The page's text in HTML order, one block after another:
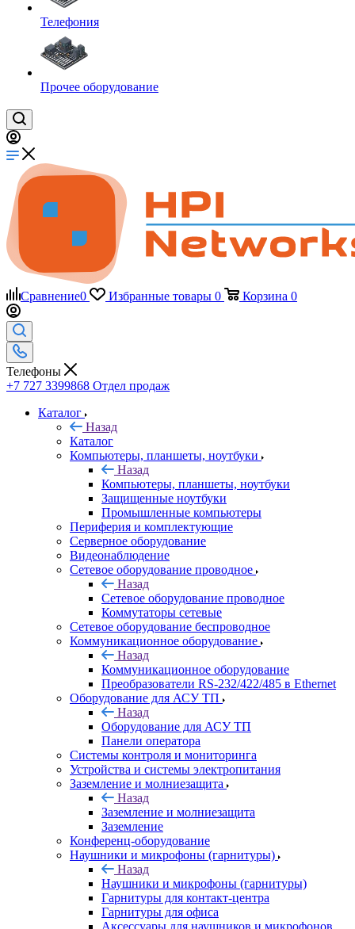
Телефония
Прочее оборудование
Сравнение0 Избранные товары 0 Корзина 0
Телефоны
+7 727 3399868 Отдел продаж
Каталог
Назад
Каталог
Компьютеры, планшеты, ноутбуки
Назад
Компьютеры, планшеты, ноутбуки
Защищенные ноутбуки
Промышленные компьютеры
Периферия и комплектующие
Серверное оборудование
Видеонаблюдение
Сетевое оборудование проводное
Назад
Сетевое оборудование проводное
Коммутаторы сетевые
Сетевое оборудование беспроводное
Коммуникационное оборудование
Назад
Коммуникационное оборудование
Преобразователи RS-232/422/485 в Ethernet
Оборудование для АСУ ТП
Назад
Оборудование для АСУ ТП
Панели оператора
Системы контроля и мониторинга
Устройства и системы электропитания
Заземление и молниезащита
Назад
Заземление и молниезащита
Заземление
Конференц-оборудование
Наушники и микрофоны (гарнитуры)
Назад
Наушники и микрофоны (гарнитуры)
Гарнитуры для контакт-центра
Гарнитуры для офиса
Аксессуары для наушников и микрофонов